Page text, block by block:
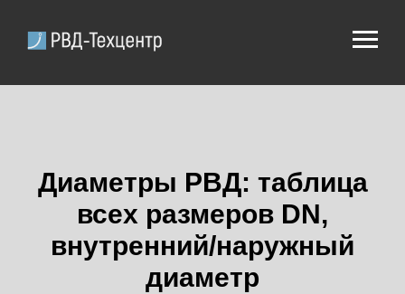
Диаметры РВД: таблица
всех размеров DN,
внутренний/наружный
диаметр